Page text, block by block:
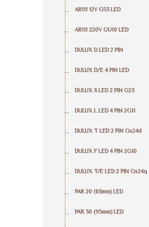
AR111 12V G53 LED
AR111 220V GU10 LED
DULUX D LED 2 PIN
DULUX D/E 4 PIN LED
DULUX S LED 2 PIN G23
DULUX L LED 4 PIN 2G11
DULUX T LED 2 PIN Gx24d
DULUX F LED 4 PIN 2G10
DULUX T/E LED 2 PIN Gx24q
PAR 20 (63mm) LED
PAR 30 (95mm) LED